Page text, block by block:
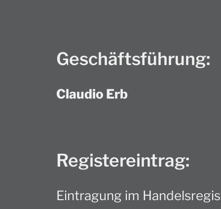
Geschäftsführung:
Claudio Erb
Registereintrag:
Eintragung im